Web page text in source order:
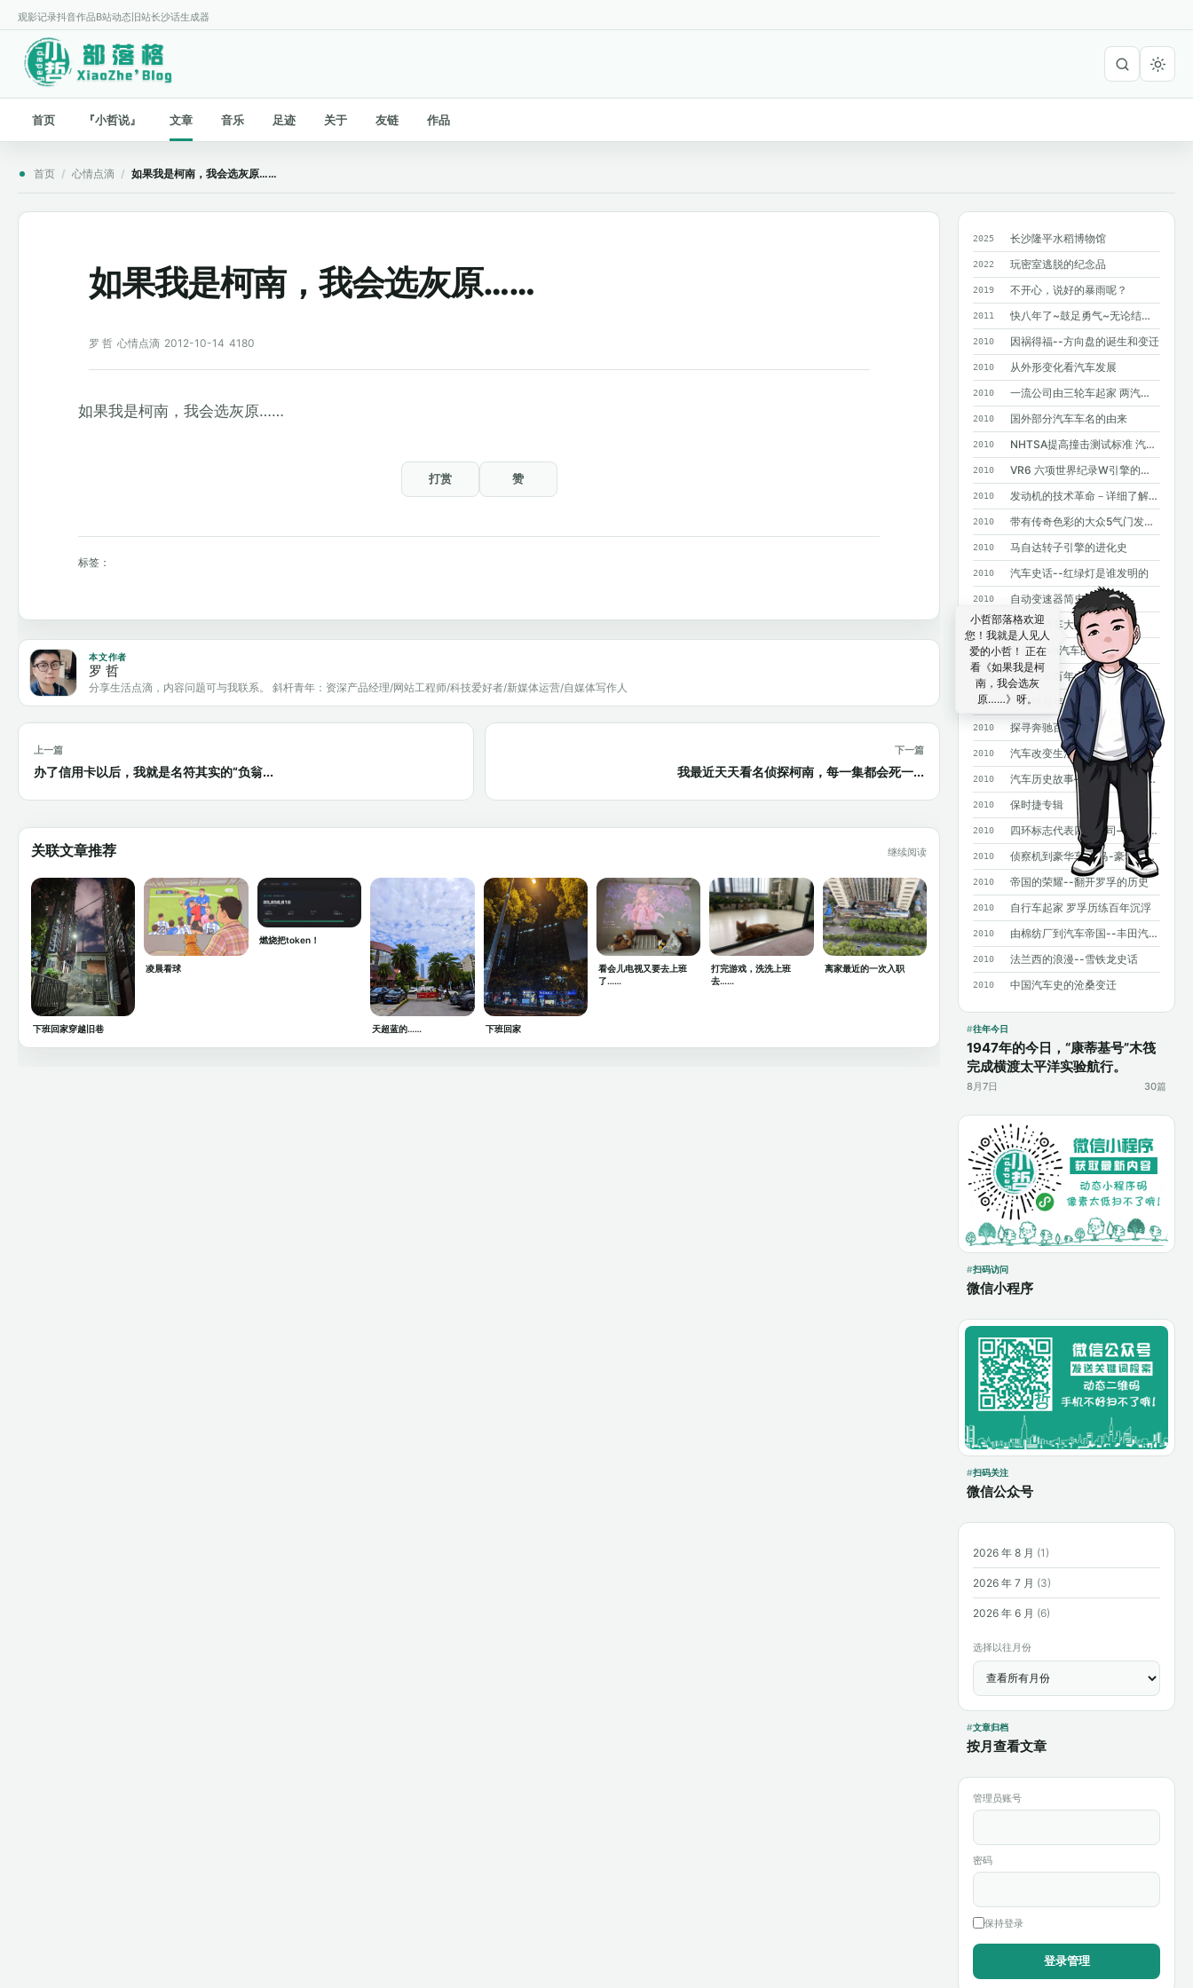
观影记录抖音作品B站动态 旧站长沙话生成器
首页 『小哲说』 文章 音乐 足迹 关于 友链 作品
首页 / 心情点滴 / 如果我是柯南，我会选灰原……
2025 长沙隆平水稻博物馆
2022 玩密室逃脱的纪念品
2019 不开心，说好的暴雨呢？
2011 快八年了~鼓足勇气~无论结果如何~只求...
2010 因祸得福--方向盘的诞生和变迁
2010 从外形变化看汽车发展
2010 一流公司由三轮车起家 两汽车巨人造就奔驰
2010 国外部分汽车车名的由来
2010 NHTSA提高撞击测试标准 汽车安全要求进一步提高
2010 VR6 六项世界纪录W引擎的基础
2010 发动机的技术革命－详细了解GDI
2010 带有传奇色彩的大众5气门发动机
2010 马自达转子引擎的进化史
2010 汽车史话--红绿灯是谁发明的
2010 自动变速器简史
2010 未来的轿车大灯
2010 四款Volvo汽车的诞生
2010 福特汽车百年大事记
2010 菲亚特百年史
2010 探寻奔驰百年基因--斯图加特奔驰总部采访手记
2010 汽车改变生活--汽车发明100年史话
2010 汽车历史故事——MPV风雨20年
2010 保时捷专辑
2010 四环标志代表四个公司——奥迪历史概述
2010 侦察机到豪华车 宝马-豪华背后沧桑曲折
2010 帝国的荣耀--翻开罗孚的历史
2010 自行车起家 罗孚历练百年沉浮
2010 由棉纺厂到汽车帝国--丰田汽车发展史
2010 法兰西的浪漫--雪铁龙史话
2010 中国汽车史的沧桑变迁
往年今日
1947年的今日，“康蒂基号”木筏
完成横渡太平洋实验航行。
8月7日 30篇
扫码访问
微信小程序
扫码关注
微信公众号
2026 年 8 月 (1)
2026 年 7 月 (3)
2026 年 6 月 (6)
选择以往月份
文章归档
按月查看文章
管理员账号
密码
保持登录
如果我是柯南，我会选灰原……
罗 哲 心情点滴 2012-10-14 4180
如果我是柯南，我会选灰原……
打赏 赞
标签：
本文作者
罗 哲
分享生活点滴，内容问题可与我联系。 斜杆青年：资深产品经理/网站工程师/科技爱好者/新媒体运营/自媒体写作人
上一篇
办了信用卡以后，我就是名符其实的“负翁...
下一篇
我最近天天看名侦探柯南，每一集都会死一...
关联文章推荐 继续阅读
下班回家穿越旧巷
凌晨看球
燃烧把token！
天超蓝的…… 下班回家
看会儿电视又要去上班
了……
打完游戏，洗洗上班
去……
离家最近的一次入职
小哲部落格欢迎
您！我就是人见人
爱的小哲！ 正在
看《如果我是柯
南，我会选灰
原……》呀。